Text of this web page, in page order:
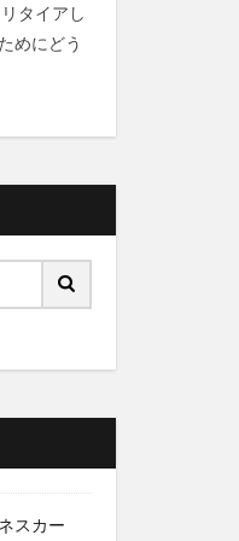
タイアし
めにどう
スカー